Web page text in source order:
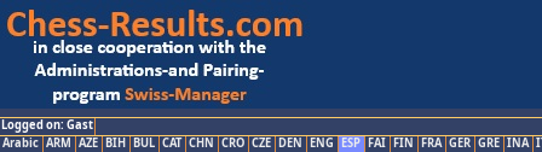
Logged on: Gast
Arabic ARM AZE BIH BUL CAT CHN CRO CZE DEN ENG ESP FAI FIN FRA GER GRE INA